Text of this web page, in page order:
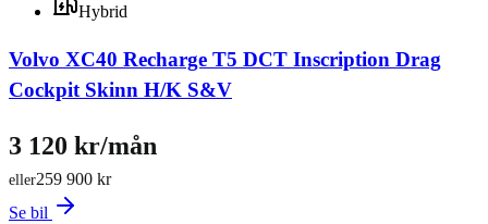
Hybrid
Volvo XC40 Recharge T5 DCT Inscription Drag
Cockpit Skinn H/K S&V
259 900 kr
eller
3 120 kr/mån
Se bil